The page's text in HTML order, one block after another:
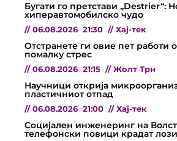
Бугати го претстави „Destrier“:
хиперавтомобилско чудо
// 06.08.2026 21:30 // Хај-тек
Отстранете ги овие пет работи
помалку стрес
// 06.08.2026 21:15 // Жолт Трн
Научници открија
пластичниот отпад
// 06.08.2026 21:00 // Хај-тек
Социјален инженеринг на
телефонски повици крадат